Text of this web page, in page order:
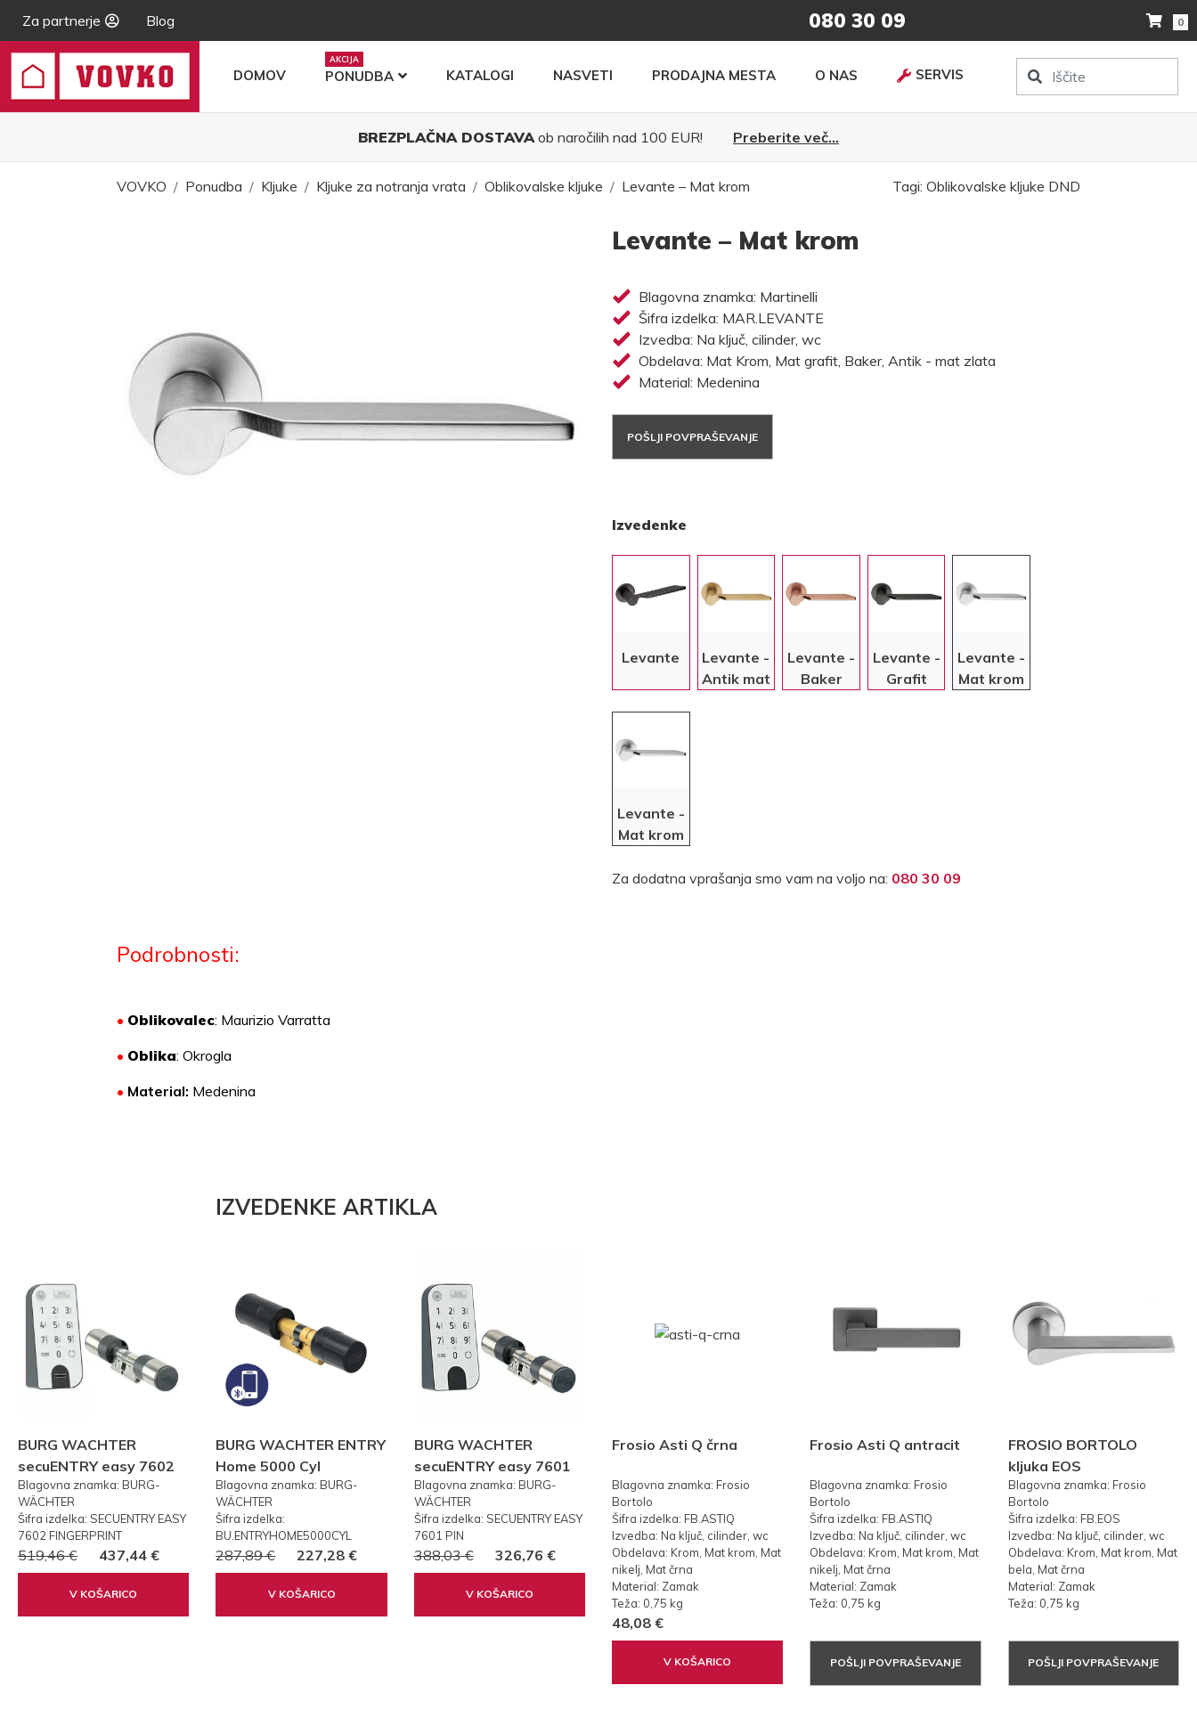
Za partnerje Blog 080 30 09 0
DOMOV PONUDBA KATALOGI NASVETI PRODAJNA MESTA O NAS SERVIS
BREZPLAČNA DOSTAVAob naročilih nad 100 EUR! Preberite več...
VOVKO Ponudba Kljuke Kljuke za notranja vrata Oblikovalske kljuke Levante – Mat krom Tagi: Oblikovalske kljuke DND
Levante – Mat krom
Blagovna znamka: Martinelli
Šifra izdelka: MAR.LEVANTE
Izvedba: Na ključ, cilinder, wc
Obdelava: Mat Krom, Mat grafit, Baker, Antik - mat zlata
Material: Medenina
POŠLJI POVPRAŠEVANJE
Izvedenke
Levante
Levante -
Antik mat
Levante -
Baker
Levante -
Grafit
Levante -
Mat krom
Levante -
Mat krom
Za dodatna vprašanja smo vam na voljo na: 080 30 09
Podrobnosti:
• Oblikovalec: Maurizio Varratta
• Oblika: Okrogla
• Material: Medenina
IZVEDENKE ARTIKLA
BURG WACHTER
secuENTRY easy 7602
FP PRSTNI ODTIS
Blagovna znamka: BURG-
WÄCHTER
Šifra izdelka: SECUENTRY EASY
7602 FINGERPRINT
519,46 € 437,44 €
V KOŠARICO
BURG WACHTER ENTRY
Home 5000 Cyl
Blagovna znamka: BURG-
WÄCHTER
Šifra izdelka:
BU.ENTRYHOME5000CYL
287,89 € 227,28 €
V KOŠARICO
BURG WACHTER
secuENTRY easy 7601
PIN KODA
Blagovna znamka: BURG-
WÄCHTER
Šifra izdelka: SECUENTRY EASY
7601 PIN
388,03 € 326,76 €
V KOŠARICO
Frosio Asti Q črna
Blagovna znamka: Frosio
Bortolo
Šifra izdelka: FB.ASTIQ
Izvedba: Na ključ, cilinder, wc
Obdelava: Krom, Mat krom, Mat
nikelj, Mat črna
Material: Zamak
Teža: 0,75 kg
48,08 €
V KOŠARICO
Frosio Asti Q antracit
Blagovna znamka: Frosio
Bortolo
Šifra izdelka: FB.ASTIQ
Izvedba: Na ključ, cilinder, wc
Obdelava: Krom, Mat krom, Mat
nikelj, Mat črna
Material: Zamak
Teža: 0,75 kg
POŠLJI POVPRAŠEVANJE
FROSIO BORTOLO
kljuka EOS
Blagovna znamka: Frosio
Bortolo
Šifra izdelka: FB.EOS
Izvedba: Na ključ, cilinder, wc
Obdelava: Krom, Mat krom, Mat
bela, Mat črna
Material: Zamak
Teža: 0,75 kg
POŠLJI POVPRAŠEVANJE